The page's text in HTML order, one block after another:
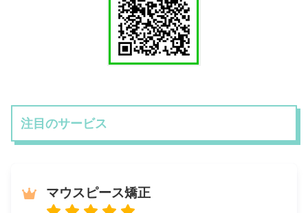
注目のサービス
マウスピース矯正